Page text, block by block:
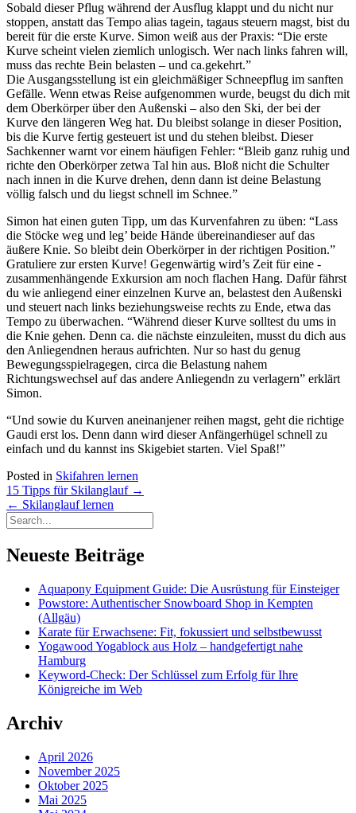
Sobald dieser Pflug während der Ausflug klappt und du nicht nur
stoppen, anstatt das Tempo alias tagein, tagaus steuern magst, bist du
bereit für die erste Kurve. Simon weiß aus der Praxis: “Die erste
Kurve scheint vielen ziemlich ­unlogisch. Wer nach links fahren will,
muss das rechte Bein belasten – und ca.gekehrt.”
Die Ausgangsstellung ist ein gleichmäßiger Schneepflug im sanften
Gefälle. Wenn etwas Reise aufgenommen wurde, beugst du dich mit
dem Oberkörper über den Außen­ski – also den Ski, der bei der
Kurve den längeren Weg hat. Du bleibst solange in dieser Position,
bis die Kurve fertig gesteuert ist und du stehen bleibst. Dieser
Sachkenner warnt vor einem häufigen Fehler: “Bleib ganz ruhig und
richte den Oberkörper zetwa Tal hin aus. Bloß nicht die Schulter
nach innen in die Kurve drehen, denn dann ist deine Belastung
völlig falsch und du liegst schnell im Schnee.”
Simon hat einen guten Tipp, um das Kurvenfahren zu üben: “Lass
die Stöcke weg und leg’ beide Hände übereinandieser auf das
äußere Knie. So bleibt dein Oberkörper in der richtigen Position.”
Gratuliere zur ersten Kurve! Gegenwärtig wird’s Zeit für eine ­
zusammenhängende Exkursion am noch flachen Hang. Dafür fährst
du wie anliegend einer einzelnen Kurve an, belastest den Außenski
und steuert nach links beziehungsweise rechts zu Ende, etwa das
Tempo zu überwachen. “Während dieser Kurve solltest du ums in
die Knie gehen. Denn ca. die nächste einzuleiten, musst du dich aus
den Anliegendnen heraus aufrichten. Nur so hast du genug
Bewegungsspielragegen, circa die Belastung nahem
Richtungswechsel auf das andere Anliegendn zu verlagern” erklärt
Simon.
“Und sowie du Kurven aneinanjener reihen magst, geht die richtige
Gaudi erst los. Denn dann wird dieser Anfängerhügel schnell zu
einfach und du kannst ins Skigebiet starten. Viel Spaß!”
Posted in Skifahren lernen
Post
navigation
15 Tipps für Skilanglauf →
← Skilanglauf lernen
Neueste Beiträge
Aquapony Equipment Guide: Die Ausrüstung für Einsteiger
Powstore: Authentischer Snowboard Shop in Kempten
(Allgäu)
Karate für Erwachsene: Fit, fokussiert und selbstbewusst
Yogawood Yogablock aus Holz – handgefertigt nahe
Hamburg
Keyword-Check: Der Schlüssel zum Erfolg für Ihre
Königreiche im Web
Archiv
April 2026
November 2025
Oktober 2025
Mai 2025